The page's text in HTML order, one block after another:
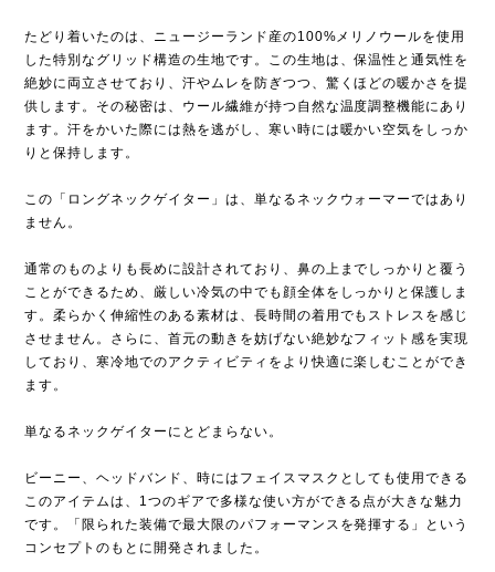
たどり着いたのは、ニュージーランド産の100%メリノウールを使用
した特別なグリッド構造の生地です。この生地は、保温性と通気性を
絶妙に両立させており、汗やムレを防ぎつつ、驚くほどの暖かさを提
供します。その秘密は、ウール繊維が持つ自然な温度調整機能にあり
ます。汗をかいた際には熱を逃がし、寒い時には暖かい空気をしっか
りと保持します。
この「ロングネックゲイター」は、単なるネックウォーマーではあり
ません。
通常のものよりも長めに設計されており、鼻の上までしっかりと覆う
ことができるため、厳しい冷気の中でも顔全体をしっかりと保護しま
す。柔らかく伸縮性のある素材は、長時間の着用でもストレスを感じ
させません。さらに、首元の動きを妨げない絶妙なフィット感を実現
しており、寒冷地でのアクティビティをより快適に楽しむことができ
ます。
単なるネックゲイターにとどまらない。
ビーニー、ヘッドバンド、時にはフェイスマスクとしても使用できる
このアイテムは、1つのギアで多様な使い方ができる点が大きな魅力
です。「限られた装備で最大限のパフォーマンスを発揮する」という
コンセプトのもとに開発されました。